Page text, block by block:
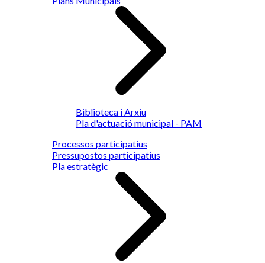
Biblioteca i Arxiu
Pla d'actuació municipal - PAM
Processos participatius
Pressupostos participatius
Pla estratègic